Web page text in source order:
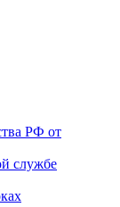
РФ от
службе